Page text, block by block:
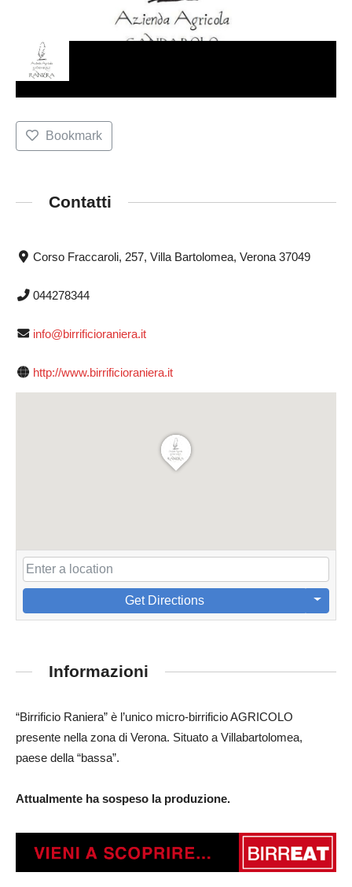
Bookmark
Contatti
Corso Fraccaroli, 257, Villa Bartolomea, Verona 37049
044278344
info@birrificioraniera.it
http://www.birrificioraniera.it
Get Directions
Informazioni
“Birrificio Raniera” è l’unico micro-birrificio AGRICOLO
presente nella zona di Verona. Situato a Villabartolomea,
paese della “bassa”.
Attualmente ha sospeso la produzione.